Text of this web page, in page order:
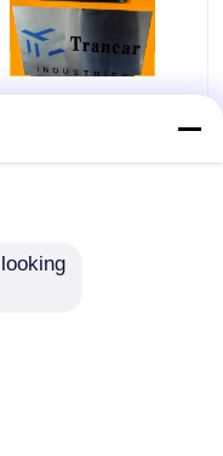
- 200 m/h Máquina